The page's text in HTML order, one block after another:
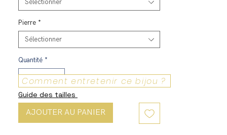
Sélectionner
Pierre *
Sélectionner
Quantité *
AJOUTER AU PANIER
Guide des tailles
Comment entretenir ce bijou ?